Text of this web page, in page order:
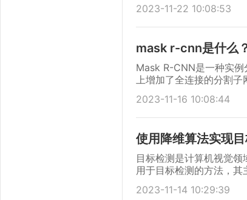
2023-11-22 10:08:53
mask r-cnn是什么
Mask R-CNN是一种实
上增加了全连接的分割子
2023-11-16 10:08:44
使用降维算法实现
目标检测是计算机视觉
用于目标检测的方法，其
2023-11-14 10:29:39